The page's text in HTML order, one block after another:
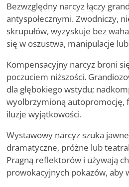
Bezwzględny narcyz łączy
antyspołecznymi. Zwodniczy,
skrupułów, wyzyskuje bez
się w oszustwa, manipulacje
Kompensacyjny narcyz broni
poczuciem niższości.
dla głębokiego wstydu;
wyolbrzymioną autopromocję,
iluzje wyjątkowości.
Wystawowy narcyz szuka
dramatyczne, próżne lub
Pragną reflektorów i używają
prowokacyjnych pokazów, aby